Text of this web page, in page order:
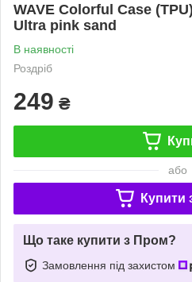
WAVE Colorful Case
Ultra pink sand
В наявності
Роздріб
249 ₴
або
Купити
Що таке купити з Пром?
Замовлення під захистом